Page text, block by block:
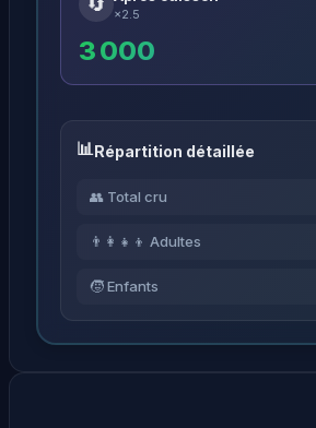
×2.5
3 000
Répartition détaillée
👥 Total cru
👨‍👩‍👧‍👦 Adultes
🧒 Enfants